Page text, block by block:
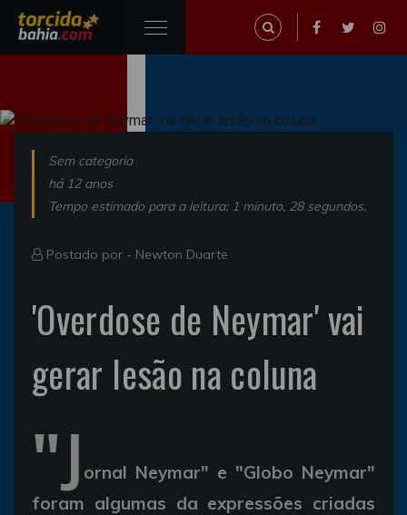
Sem categoria
há 12 anos
Tempo estimado para a leitura: 1 minuto, 28 segundos.
Postado por - Newton Duarte
'Overdose de Neymar' vai
gerar lesão na coluna
"J ornal Neymar" e "Globo Neymar"
foram algumas da expressões criadas